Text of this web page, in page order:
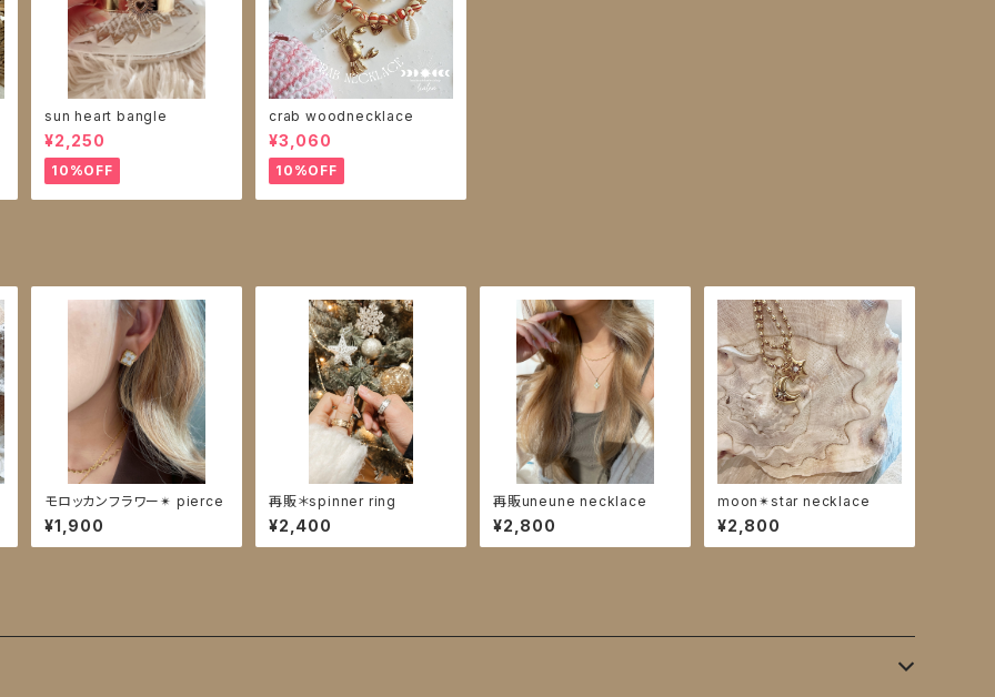
sun heart bangle
¥2,250
10%OFF
crab woodnecklace
¥3,060
10%OFF
モロッカンフラワー✴︎ pierce
¥1,900
再販＊spinner ring
¥2,400
再販uneune necklace
¥2,800
moon✴︎star necklace
¥2,800